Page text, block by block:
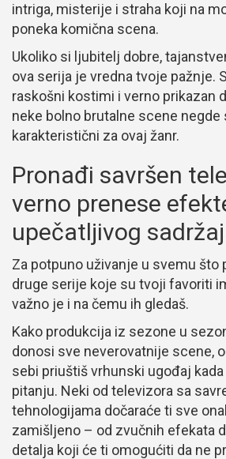
intriga, misterije i straha koji na
poneka komična scena.
Ukoliko si ljubitelj dobre,
ova serija je vredna tvoje pažnje.
raskošni kostimi i verno prikazan
neke bolno brutalne scene negde
karakteristični za ovaj žanr.
Pronađi savršen
verno prenese
upečatljivog
Za potpuno uživanje u svemu što
druge serije koje su tvoji favoriti
važno je i na čemu ih gledaš.
Kako produkcija iz sezone u
donosi sve neverovatnije scene,
sebi priuštiš vrhunski ugođaj
pitanju. Neki od televizora sa
tehnologijama dočaraće ti sve
zamišljeno – od zvučnih efekata
detalja koji će ti omogućiti da ne